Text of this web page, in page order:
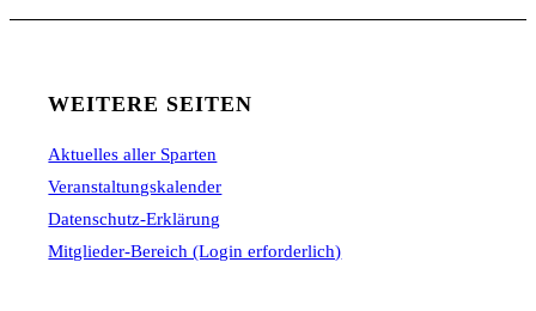
WEITERE SEITEN
Aktuelles aller Sparten
Veranstaltungskalender
Datenschutz-Erklärung
Mitglieder-Bereich (Login erforderlich)